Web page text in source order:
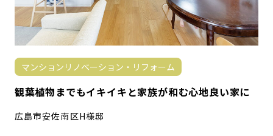
マンションリノベーション・リフォーム
観葉植物までもイキイキと家族が和む心地良い家に
広島市安佐南区H様邸